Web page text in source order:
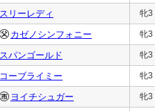
スリーレディ 牝3
カゼノシンフォニー 牝3
スパンゴールド 牝3
コーブライミー 牝3
ヨイチシュガー 牝3